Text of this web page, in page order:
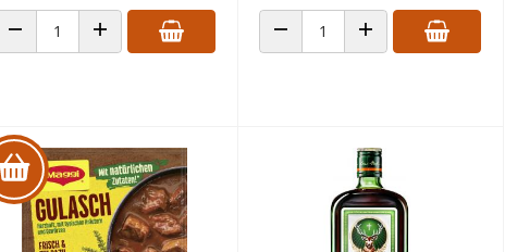
ANZAHL VERRINGERNANZAHL ERHÖHEN ANZAHL VERRINGERNANZAHL ERHÖHEN